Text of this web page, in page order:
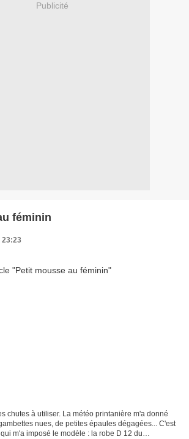
Publicité
féminin
23:23
chutes à utiliser. La météo printanière m'a donné
nues, de petites épaules dégagées... C'est
m'a imposé le modèle : la robe D 12 du